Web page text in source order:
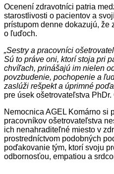
Ocenení zdravotníci patria
starostlivosti o pacientov a
prístupom denne dokazujú, že
o ľuďoch.
„Sestry a pracovníci
Sú to práve oni, ktorí stoja pri
chvíľach, prinášajú im nielen
povzbudenie, pochopenie a
zaslúži rešpekt a úprimné
pre úsek ošetrovateľstva
Nemocnica AGEL Komárno si
pracovníkov ošetrovateľstva
ich nenahraditeľné miesto v
prostredníctvom podobných
poďakovanie tým, ktorí svoju
odbornosťou, empatiou a